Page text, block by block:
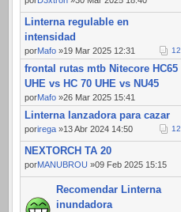
Linterna regulable en
intensidad
porMafo »19 Mar 2025 12:31 12
frontal rutas mtb Nitecore HC65
UHE vs HC 70 UHE vs NU45
porMafo »26 Mar 2025 15:41
Linterna lanzadora para cazar
porirega »13 Abr 2024 14:50 12
NEXTORCH TA 20
porMANUBROU »09 Feb 2025 15:15
Recomendar Linterna
inundadora